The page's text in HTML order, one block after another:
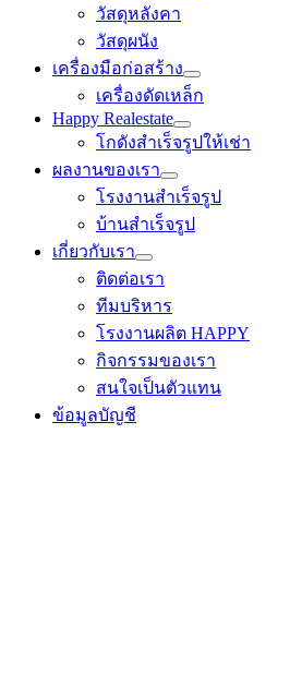
วัสดุหลังคา
วัสดุผนัง
เครื่องมือก่อสร้าง
เครื่องดัดเหล็ก
Happy Realestate
โกดังสำเร็จรูปให้เช่า
ผลงานของเรา
โรงงานสำเร็จรูป
บ้านสำเร็จรูป
เกี่ยวกับเรา
ติดต่อเรา
ทีมบริหาร
โรงงานผลิต HAPPY
กิจกรรมของเรา
สนใจเป็นตัวแทน
ข้อมูลบัญชี